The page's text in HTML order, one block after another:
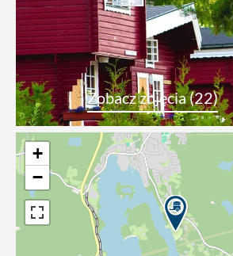
Zobacz zdjęcia (22)
+
−